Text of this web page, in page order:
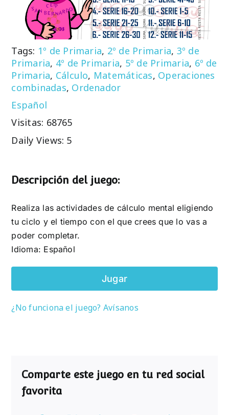
Tags: 1º de Primaria, 2º de Primaria, 3º de
Primaria, 4º de Primaria, 5º de Primaria, 6º de
Primaria, Cálculo, Matemáticas, Operaciones
combinadas, Ordenador
Español
Visitas: 68765
Daily Views: 5
Descripción del juego:
Realiza las actividades de cálculo mental eligiendo
tu ciclo y el tiempo con el que crees que lo vas a
poder completar.
Idioma: Español
Jugar
¿No funciona el juego? Avísanos
Comparte este juego en tu red social
favorita